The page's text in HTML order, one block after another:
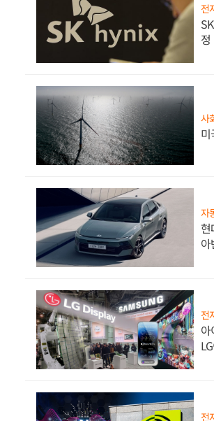
전
정
사
자
현
전
전